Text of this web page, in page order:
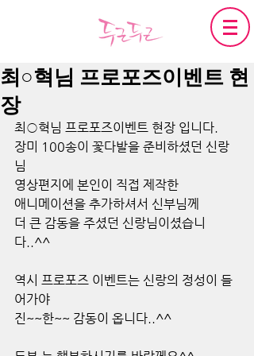
최○혁님 프로포즈이벤트 현
장
최○혁님 프로포즈이벤트 현장 입니다.
장미 100송이 꽃다발을 준비하셨던 신랑
님
영상편지에 본인이 직접 제작한
애니메이션을 추가하셔서 신부님께
더 큰 감동을 주셨던 신랑님이셨습니
다..^^
역시 프로포즈 이벤트는 신랑의 정성이 들
어가야
진~~한~~ 감동이 옵니다..^^